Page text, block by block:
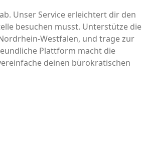
Unser Service erleichtert dir den
besuchen musst. Unterstütze die
Westfalen, und trage zur
Plattform macht die
deinen bürokratischen